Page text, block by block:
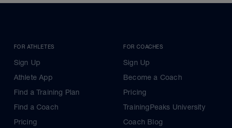
FOR ATHLETES
Sign Up
Athlete App
Find a Training Plan
Find a Coach
Pricing
FOR COACHES
Sign Up
Become a Coach
Pricing
TrainingPeaks University
Coach Blog